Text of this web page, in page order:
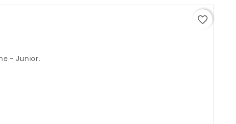
- Junior.
favorite_border